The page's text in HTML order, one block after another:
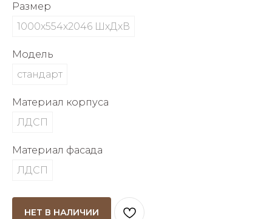
Размер
1000х554х2046 ШхДхВ
Модель
стандарт
Материал корпуса
ЛДСП
Материал фасада
ЛДСП
НЕТ В НАЛИЧИИ
Остались вопросы?